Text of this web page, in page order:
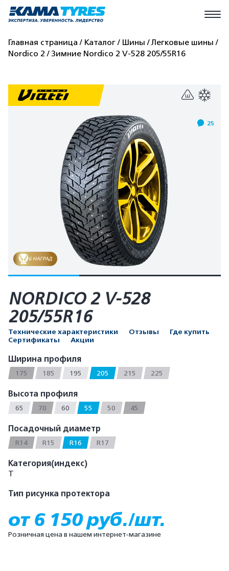
Главная страница Каталог Шины
Легковые шины
Nordico 2
Зимние Nordico 2 V-528 205/55R16
25
6 НАГРАД
NORDICO 2 V-528
205/55R16
Технические характеристики Отзывы
Где купить
Сертификаты
Акции
Ширина профиля
175 185 195 205 215 225
Высота профиля
65 70 60 55 50 45
Посадочный диаметр
R14 R15 R16 R17
Категория(индекс)
T
Тип рисунка протектора
от 6 150 руб./шт.
Розничная цена в нашем интернет-магазине